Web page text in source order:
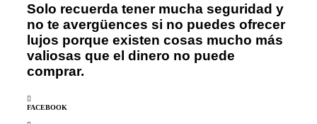
Solo recuerda tener mucha seguridad y
no te avergüences si no puedes ofrecer
lujos porque existen cosas mucho más
valiosas que el dinero no puede
comprar.
FACEBOOK